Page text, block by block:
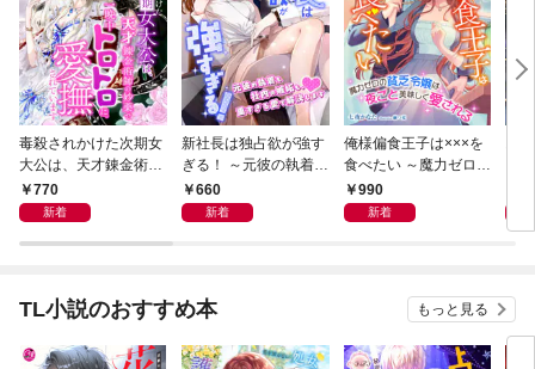
毒殺されかけた次期女
大公は、天才錬金術師
の妙薬で一晩中トロト
ロに愛撫されています
770
新着
新社長は独占欲が強す
ぎる！ ～元彼の執着も
社内の嫉妬も、重すぎ
る愛で解決します～
660
新着
俺様偏食王子は×××を
食べたい ～魔力ゼロの
貧乏令嬢は夜ごと美味
しく愛される～
990
新着
失
ま
TL小説のおすすめ本 もっと見る